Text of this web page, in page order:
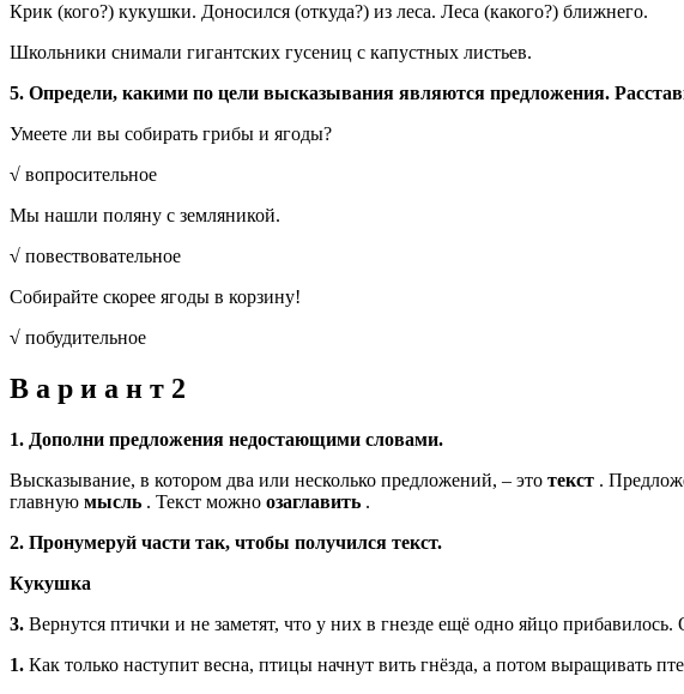
Крик (кого?) кукушки. Доносился (откуда?) из леса. Леса (какого?) ближнего.
Школьники снимали гигантских гусениц с капустных листьев.
5. Определи, какими по цели высказывания являются предложения.
Умеете ли вы собирать грибы и ягоды?
√ вопросительное
Мы нашли поляну с земляникой.
√ повествовательное
Собирайте скорее ягоды в корзину!
√ побудительное
В а р и а н т 2
1. Дополни предложения недостающими словами.
Высказывание, в котором два или несколько предложений, – это текст .
главную мысль . Текст можно озаглавить .
2. Пронумеруй части так, чтобы получился текст.
Кукушка
3. Вернутся птички и не заметят, что у них в гнезде ещё одно яйцо
1. Как только наступит весна, птицы начнут вить гнёзда, а потом выращивать